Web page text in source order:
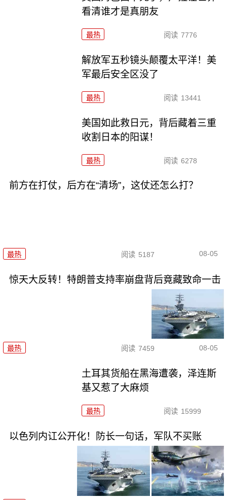
看清谁才是真朋友
最热 阅读 7776
解放军五秒镜头颠覆太平洋！美
军最后安全区没了
最热 阅读 13441
美国如此救日元，背后藏着三重
收割日本的阳谋！
最热 阅读 6278
前方在打仗，后方在“清场”，这仗还怎么打？
最热 阅读 5187 08-05
惊天大反转！特朗普支持率崩盘背后竟藏致命一击
最热 阅读 7459 08-05
土耳其货船在黑海遭袭，泽连斯
基又惹了大麻烦
最热 阅读 15999
以色列内讧公开化！防长一句话，军队不买账